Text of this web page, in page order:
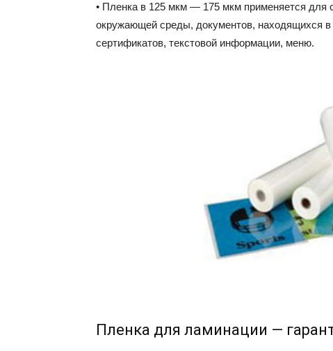
• Пленка в 125 мкм — 175 мкм применяется для
окружающей среды, документов, находящихся
сертификатов, текстовой информации, меню.
Пленка для ламинации —